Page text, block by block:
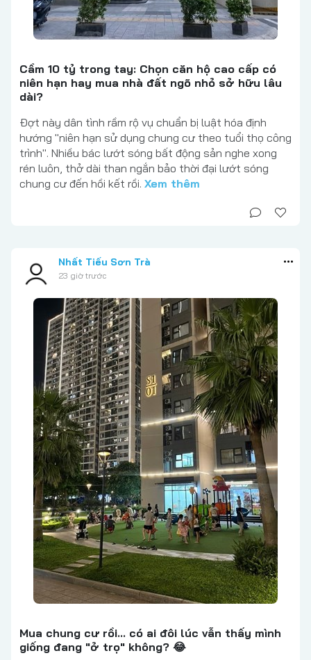
Cầm 10 tỷ trong tay: Chọn căn hộ cao cấp có
niên hạn hay mua nhà đất ngõ nhỏ sở hữu lâu
dài?
Đợt này dân tình rầm rộ vụ chuẩn bị luật hóa định
hướng "niên hạn sử dụng chung cư theo tuổi thọ công
trình". Nhiều bác lướt sóng bất động sản nghe xong
rén luôn, thở dài than ngắn bảo thời đại lướt sóng
chung cư đến hồi kết rồi. Xem thêm
Nhất Tiếu Sơn Trà
23 giờ trước
Mua chung cư rồi... có ai đôi lúc vẫn thấy mình
giống đang "ở trọ" không? 😂